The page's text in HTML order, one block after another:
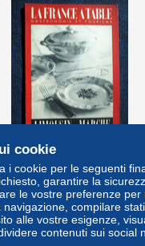
à TABLE
Cuisine
& MARCHE1952
± 7,18 USD
cookie
i cookie per le seguenti
garantire la
le vostre preferenze per
navigazione, compilare
alle vostre esigenze,
contenuti sui social